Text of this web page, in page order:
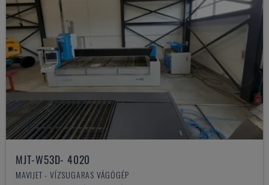
MJT-W53D- 4020
MAVIJET - VÍZSUGARAS VÁGÓGÉP